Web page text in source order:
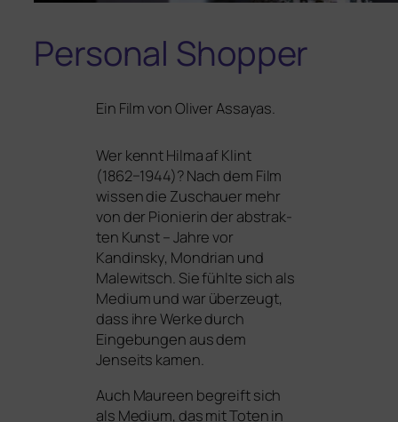
Personal Shopper
Ein Film von Oliver Assayas.
Wer kenntHilma af Klint
(1862−1944)? Nach dem Film
wis­sen die Zuschauer mehr
von der Pionierin der abs­trak­
ten Kunst – Jahre vor
Kandinsky, Mondrian und
Malewitsch. Sie fühl­te sich als
Medium und war über­zeugt,
dass ihre Werke durch
Eingebungen aus dem
Jenseits kamen.
Auch Maureen begreift sich
als Medium, das mit Toten in